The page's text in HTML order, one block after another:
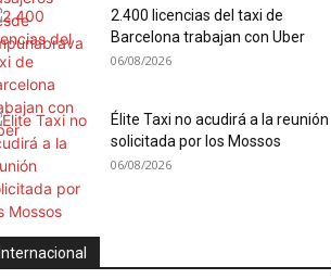
2.400 licencias del taxi de
Barcelona trabajan con Uber
06/08/2026
Élite Taxi no acudirá a la reunión
solicitada por los Mossos
06/08/2026
Internacional